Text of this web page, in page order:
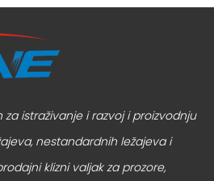
istraživanje i razvoj i proizvodnju
nestandardnih ležajeva i
klizni valjak za prozore,